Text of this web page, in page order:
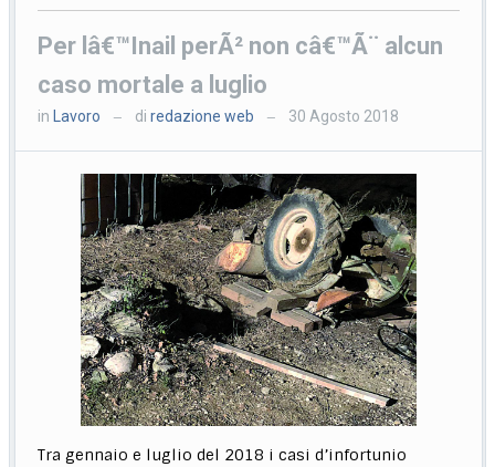
Per lâ€™Inail perÃ² non câ€™Ã¨ alcun
caso mortale a luglio
in Lavoro — diredazione web — 30 Agosto 2018
Tra gennaio e luglio del 2018 i casi d’infortunio